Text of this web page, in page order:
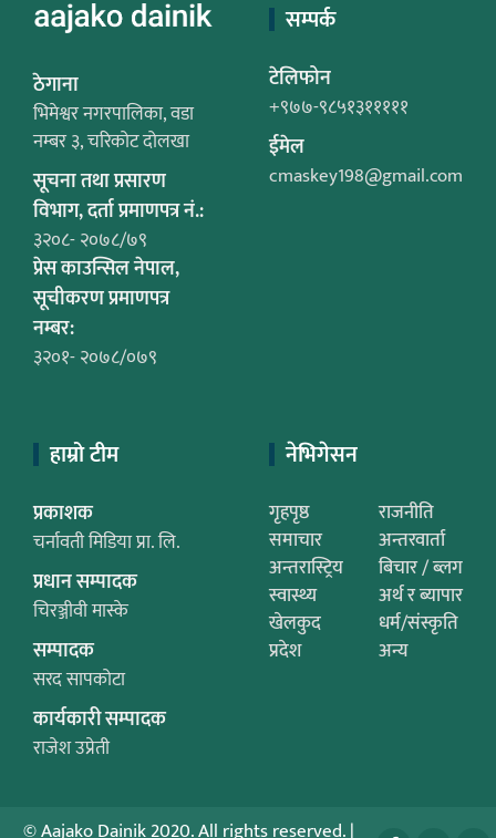
ठेगाना
भिमेश्वर नगरपालिका, वडा
नम्बर ३, चरिकोट दोलखा
सूचना तथा प्रसारण
विभाग, दर्ता प्रमाणपत्र नं.:
३२०८- २०७८/७९
प्रेस काउन्सिल नेपाल,
सूचीकरण प्रमाणपत्र
नम्बर:
३२०१- २०७८/०७९
सम्पर्क
टेलिफोन
+९७७-९८५१३१११११
ईमेल
cmaskey198@gmail.com
हाम्रो टीम
प्रकाशक
चर्नावती मिडिया प्रा. लि.
प्रधान सम्पादक
चिरञ्जीवी मास्के
सम्पादक
सरद सापकोटा
कार्यकारी सम्पादक
राजेश उप्रेती
नेभिगेसन
गृहपृष्ठ
राजनीति
समाचार
अन्तरवार्ता
अन्तरास्ट्रिय
बिचार / ब्लग
स्वास्थ्य
अर्थ र ब्यापार
खेलकुद
धर्म/संस्कृति
प्रदेश
अन्य
© Aajako Dainik 2020. All rights reserved.|